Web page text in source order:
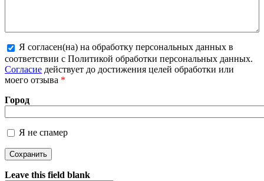
Более подробная информация о текстовых форматах
Я согласен(на) на обработку персональных данных в
соответствии с Политикой обработки персональных данных.
Согласие действует до достижения целей обработки или
моего отзыва *
Город
Я не спамер
Я спамер
Leave this field blank